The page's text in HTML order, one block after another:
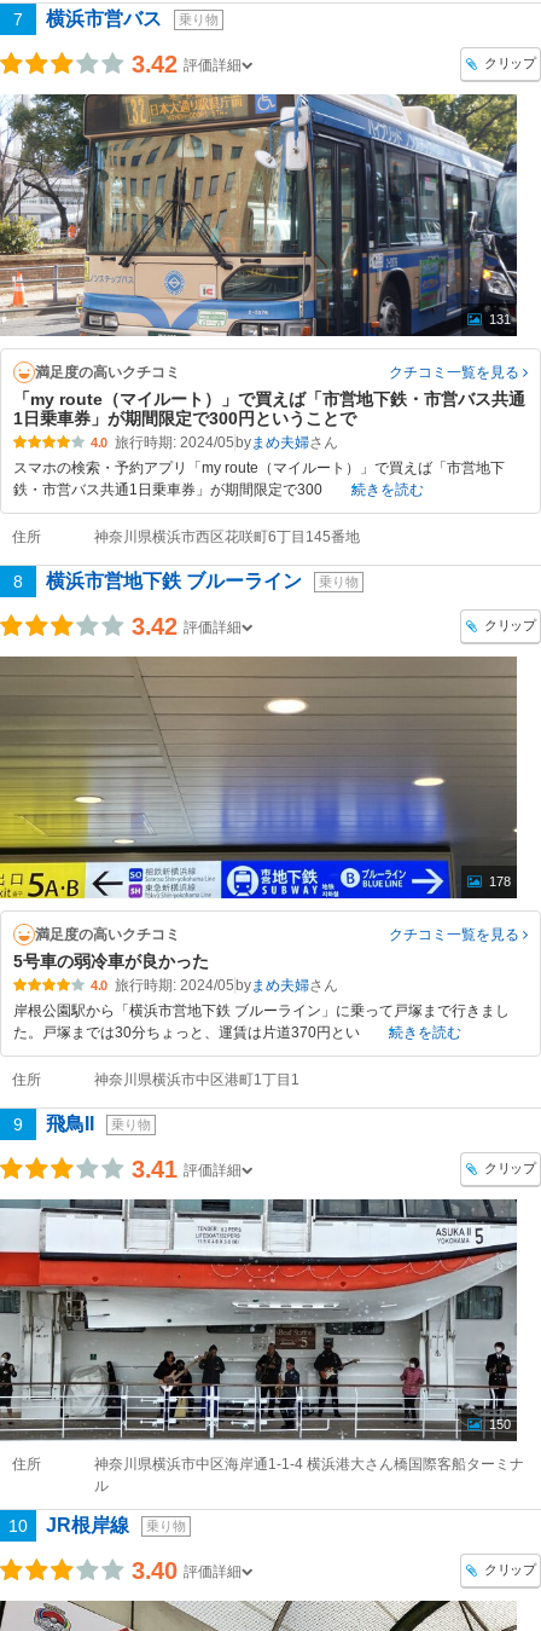
7 横浜市営バス 乗り物
3.42 評価詳細 クリップ
131
満足度の高いクチコミ クチコミ一覧を見る
「my route（マイルート）」で買えば「市営地下鉄・市営バス共通
1日乗車券」が期間限定で300円ということで
4.0 旅行時期: 2024/05 byまめ夫婦
スマホの検索・予約アプリ「my route（マイルート）」で買えば「市営地下
鉄・市営バス共通1日乗車券」が期間限定で300
続きを読む
住所 神奈川県横浜市西区花咲町6丁目145番地
8 横浜市営地下鉄 ブルーライン 乗り物
3.42 評価詳細 クリップ
178
満足度の高いクチコミ クチコミ一覧を見る
5号車の弱冷車が良かった
4.0 旅行時期: 2024/05 byまめ夫婦
岸根公園駅から「横浜市営地下鉄 ブルーライン」に乗って戸塚まで行きまし
た。戸塚までは30分ちょっと、運賃は片道370円とい
続きを読む
住所 神奈川県横浜市中区港町1丁目1
9 飛鳥II 乗り物
3.41 評価詳細 クリップ
150
住所
神奈川県横浜市中区海岸通1-1-4 横浜港大さん橋国際客船ターミナ
ル
10 JR根岸線 乗り物
3.40 評価詳細 クリップ